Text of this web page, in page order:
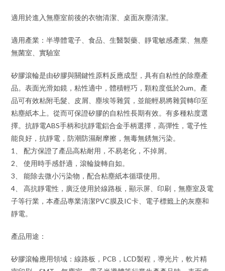
適用於進入無塵室前後的衣物清潔、桌面灰塵清潔。
適用產業：半導體電子、食品、生醫製藥、靜電敏感產業、無塵
無菌室、實驗室
矽膠滾輪是由矽膠與關鍵性原料反應成型，具有自粘性的除塵產
品。表面光滑如鏡，粘性適中，體積輕巧，顆粒度低於2um。產
品可有效粘附毛髮、皮屑、塵埃等雜質，並能輕易將雜質轉印至
粘塵紙本上。從而可保證矽膠的自粘性長期有效。有多種粘度選
擇。抗靜電ABS手柄和抗靜電鋁合金手柄選擇，高彈性，電子性
能良好，抗靜電，防潮防濕耐摩擦，無毒無銹無污染。
1、 配方保證了產品高粘耐用，不易老化，不掉屑。
2、 使用時手感舒適，滾輪旋轉自如。
3、 能除去微小污染物，配合粘塵紙本循環使用。
4、 高抗靜電性，廣泛使用於線路板，顯示屏、印刷，無塵室及電
子等行業，本產品專業清潔PVC膜及IC卡、電子標籤上的灰塵和
靜電。
產品用途：
矽膠滾輪應用領域：線路板，PCB，LCD製程，導光片，軟片精